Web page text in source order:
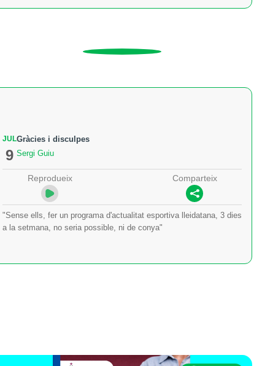
JUL
9
Gràcies i disculpes
Sergi Guiu
Reprodueix Comparteix
"Sense ells, fer un programa d'actualitat esportiva lleidatana, 3 dies
a la setmana, no seria possible, ni de conya"